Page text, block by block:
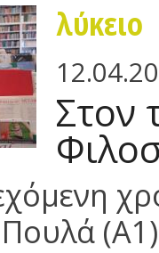
λύκειο
Στον